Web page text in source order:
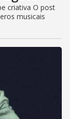
criativa O post
musicais